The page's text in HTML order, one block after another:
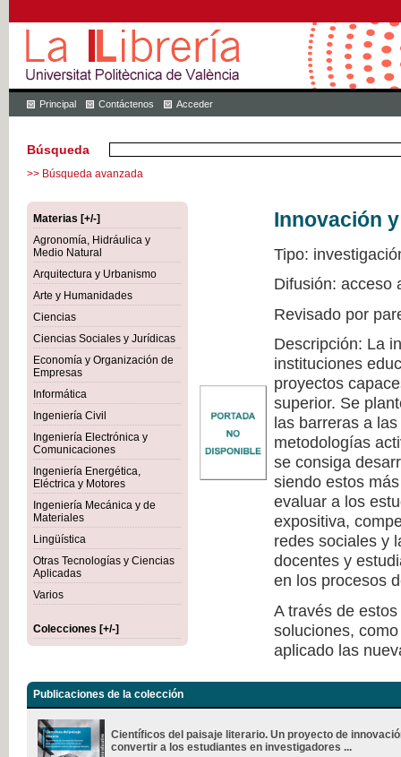
Principal Contáctenos Acceder
Búsqueda
>> Búsqueda avanzada
Materias [+/-]
Agronomía, Hidráulica y
Medio Natural
Arquitectura y Urbanismo
Arte y Humanidades
Ciencias
Ciencias Sociales y Jurídicas
Economía y Organización de
Empresas
Informática
Ingeniería Civil
Ingeniería Electrónica y
Comunicaciones
Ingeniería Energética,
Eléctrica y Motores
Ingeniería Mecánica y de
Materiales
Lingüística
Otras Tecnologías y Ciencias
Aplicadas
Varios
Colecciones [+/-]
Innovación
Tipo:
Difusión: acceso
Revisado por
Descripción: La
instituciones
proyectos
superior. Se
las barreras a
metodologías
se consiga
siendo estos
evaluar a los
expositiva,
redes sociales y
docentes y
en los procesos
A través de
soluciones,
aplicado las
Publicaciones de la colección
Científicos del paisaje literario. Un proyecto de
convertir a los estudiantes en investigadores ...